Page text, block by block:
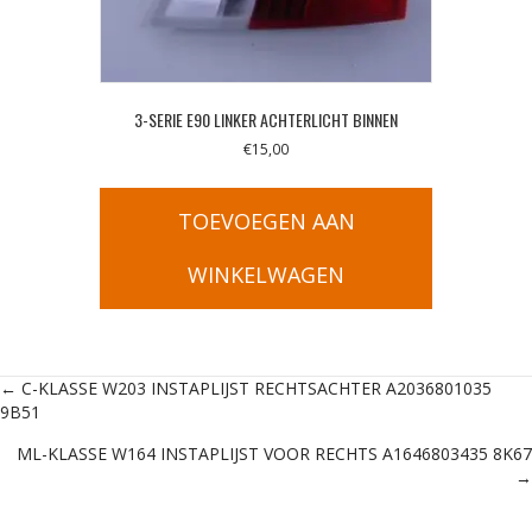
3-SERIE E90 LINKER ACHTERLICHT BINNEN
€15,00
TOEVOEGEN AAN
WINKELWAGEN
Posts
navigation
← C-KLASSE W203 INSTAPLIJST RECHTSACHTER A2036801035
9B51
ML-KLASSE W164 INSTAPLIJST VOOR RECHTS A1646803435 8K67
→